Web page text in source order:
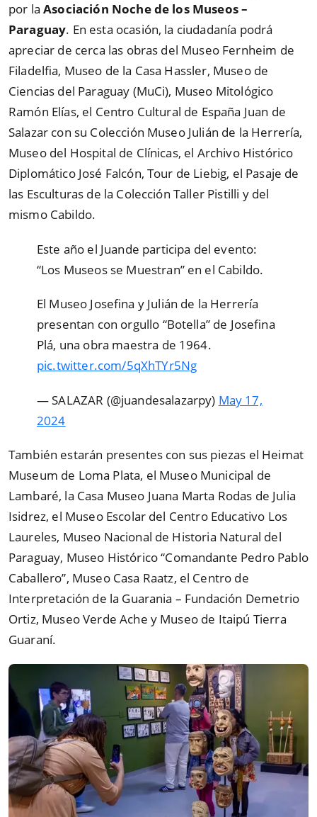
por laAsociación Noche de los Museos –
Paraguay. En esta ocasión, la ciudadanía podrá
apreciar de cerca las obras del Museo Fernheim de
Filadelfia, Museo de la Casa Hassler, Museo de
Ciencias del Paraguay (MuCi), Museo Mitológico
Ramón Elías, el Centro Cultural de España Juan de
Salazar con su Colección Museo Julián de la Herrería,
Museo del Hospital de Clínicas, el Archivo Histórico
Diplomático José Falcón, Tour de Liebig, el Pasaje de
las Esculturas de la Colección Taller Pistilli y del
mismo Cabildo.
Este año el Juande participa del evento:
“Los Museos se Muestran” en el Cabildo.
El Museo Josefina y Julián de la Herrería
presentan con orgullo “Botella” de Josefina
Plá, una obra maestra de 1964.
pic.twitter.com/5qXhTYr5Ng
— SALAZAR (@juandesalazarpy) May 17,
2024
También estarán presentes con sus piezas el Heimat
Museum de Loma Plata, el Museo Municipal de
Lambaré, la Casa Museo Juana Marta Rodas de Julia
Isidrez, el Museo Escolar del Centro Educativo Los
Laureles, Museo Nacional de Historia Natural del
Paraguay, Museo Histórico“Comandante Pedro Pablo
Caballero”, Museo Casa Raatz, el Centro de
Interpretación de la Guarania – Fundación Demetrio
Ortiz, Museo Verde Ache y Museo de Itaipú Tierra
Guaraní.